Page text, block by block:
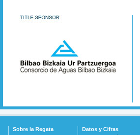
Sobre la Regata
Datos y Cifras